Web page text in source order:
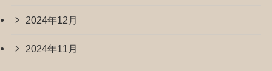
2024年12月
2024年11月